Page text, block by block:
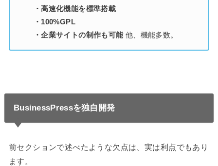
・高速化機能を標準搭載
・100%GPL
・企業サイトの制作も可能他、機能多数。
BusinessPressを独自開発
前セクションで述べたような欠点は、実は利点でもあり
ます。